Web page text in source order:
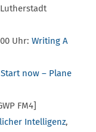
Uhr: Writing A
Start now – Plane
FM4]
Intelligenz,